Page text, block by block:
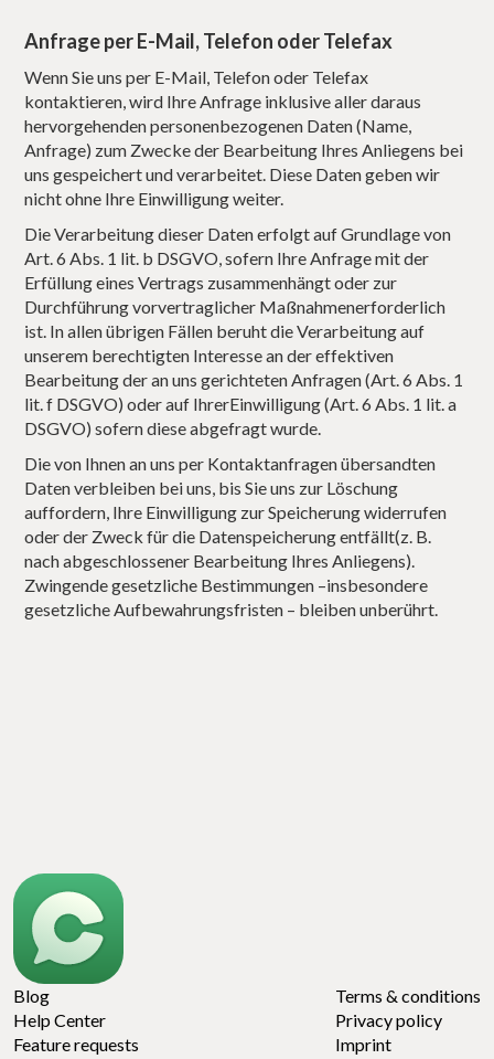
Anfrage per E-Mail, Telefon oder Telefax
Wenn Sie uns per E-Mail, Telefon oder Telefax
kontaktieren, wird Ihre Anfrage inklusive aller daraus
hervorgehenden personenbezogenen Daten (Name,
Anfrage) zum Zwecke der Bearbeitung Ihres Anliegens bei
uns gespeichert und verarbeitet. Diese Daten geben wir
nicht ohne Ihre Einwilligung weiter.
Die Verarbeitung dieser Daten erfolgt auf Grundlage von
Art. 6 Abs. 1 lit. b DSGVO, sofern Ihre Anfrage mit der
Erfüllung eines Vertrags zusammenhängt oder zur
Durchführung vorvertraglicher Maßnahmenerforderlich
ist. In allen übrigen Fällen beruht die Verarbeitung auf
unserem berechtigten Interesse an der effektiven
Bearbeitung der an uns gerichteten Anfragen (Art. 6 Abs. 1
lit. f DSGVO) oder auf IhrerEinwilligung (Art. 6 Abs. 1 lit. a
DSGVO) sofern diese abgefragt wurde.
Die von Ihnen an uns per Kontaktanfragen übersandten
Daten verbleiben bei uns, bis Sie uns zur Löschung
auffordern, Ihre Einwilligung zur Speicherung widerrufen
oder der Zweck für die Datenspeicherung entfällt(z. B.
nach abgeschlossener Bearbeitung Ihres Anliegens).
Zwingende gesetzliche Bestimmungen –insbesondere
gesetzliche Aufbewahrungsfristen – bleiben unberührt.
Blog
Help Center
Feature requests
Terms & conditions
Privacy policy
Imprint